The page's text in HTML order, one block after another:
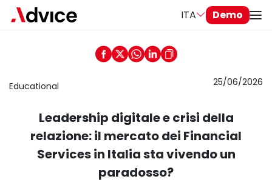
ITA Demo
Educational 25/06/2026
Leadership digitale e crisi della
relazione: il mercato dei Financial
Services in Italia sta vivendo un
paradosso?